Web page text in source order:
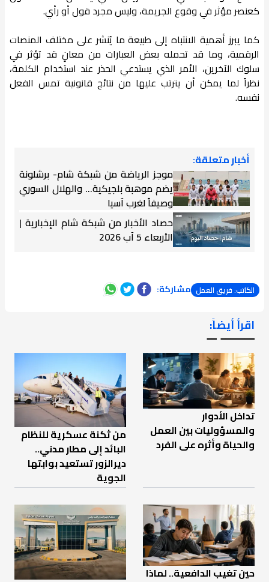
كعنصر مؤثر في وقوع الجريمة، وليس مجرد قول أو رأي.
كما يبرز أهمية الانتباه إلى طبيعة ما يُنشر على مختلف المنصات
الرقمية، وما قد تحمله بعض العبارات من معانٍ قد تؤثر في
سلوك الآخرين، الأمر الذي يستدعي الحذر عند استخدام الكلمة،
نظراً لما يمكن أن يترتب عليها من نتائج قانونية تمس الفعل
نفسه.
أخبار متعلقة:
موجز الرياضة من شبكة شام- برشلونة
يضم موهبة بلجيكية... والهلال السوري
وصيفاً لغرب آسيا
حصاد الأخبار من شبكة شام الإخبارية |
الأربعاء 5 آب 2026
الكاتب: فريق العمل مشاركة:
اقرأ أيضاً:
ـــــــ ــ
تداخل الأدوار
والمسؤوليات بين العمل
والحياة وأثره على الفرد
من ثكنة عسكرية للنظام
البائد إلى مطار مدني..
ديرالزور تستعيد بوابتها
الجوية
حين تغيب الدافعية.. لماذا